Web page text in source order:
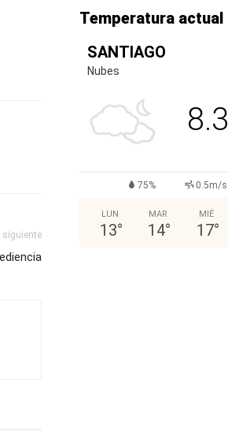
siguiente
Temperatura actual
SANTIAGO
Nubes
8.3
75% 0.5m/s
LUN
13°
MAR
14°
MIÉ
17°